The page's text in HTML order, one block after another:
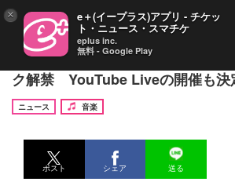
観月ありさ、歌手デビュー30周年
ク解禁 YouTube Liveの開催も決
ニュース
音楽
ポスト シェア 送る
× e＋(イープラス)アプリ - チケッ
ト・ニュース・スマチケ
eplus inc.
無料 - Google Play